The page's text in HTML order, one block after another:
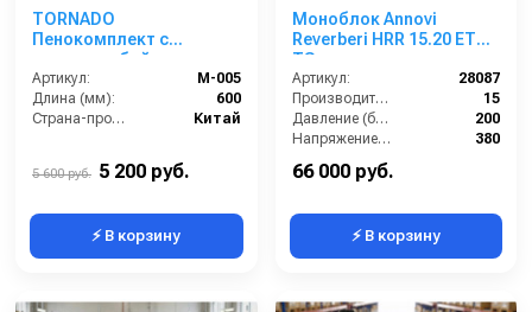
TORNADO
Пенокомплект с
коротким байонетом
600 мм
Артикул:
M-005
Длина (мм):
600
Страна-производитель:
Китай
5 600 руб. 5 200 руб.
⚡ В корзину
Моноблок Annovi
Reverberi HRR 15.20 ET
TS
Артикул:
28087
Производительность (л/мин):
15
Давление (бар):
200
Напряжение (В):
380
Мощность (кВт):
66 000 руб.
⚡ В корзину